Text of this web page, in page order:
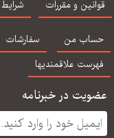
محمدی (متن کامل
جلد 1 و 2 ) ویراست
نهم
و مقررات
شرایط
من سفارشات
علاقمندیها
در خبرنامه